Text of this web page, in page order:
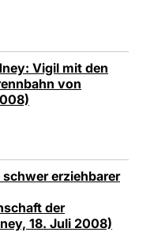
Vigil mit den
von
erziehbarer
der
18. Juli 2008)